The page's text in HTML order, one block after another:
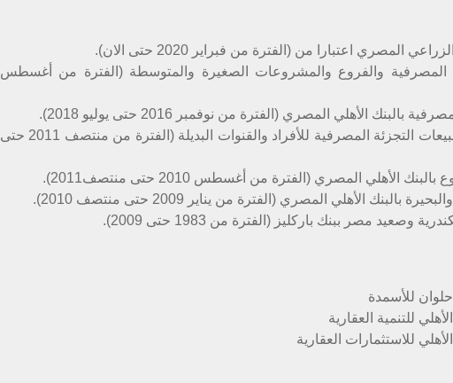
المصري اعتبارا من (الفترة من فبراير 2020 حتى الان).
المصرفية والفروع والمشروعات الصغيرة والمتوسطة (الفترة من أغسطس
الأهلي المصري (الفترة من نوفمبر 2016 حتى يوليو 2018).
رئيس تطوير المنتجات ومبيعات التجزئة المصرفية للأفراد والقنوات البديلة (الفترة من منتصف 2011 حتى
الأهلي المصري (الفترة من أغسطس 2010 حتى منتصف2011).
الأهلي المصري (الفترة من يناير 2009 حتى منتصف 2010).
وصعيد مصر ببنك باركليز (الفترة من 1983 حتى 2009).
للأسمدة
للتنمية العقارية
للاستثمارات العقارية